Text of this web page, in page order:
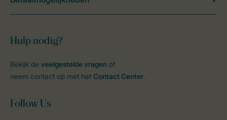
Hulp nodig?
Bekijk de veelgestelde vragen of
neem contact op met het Contact Center.
Follow Us